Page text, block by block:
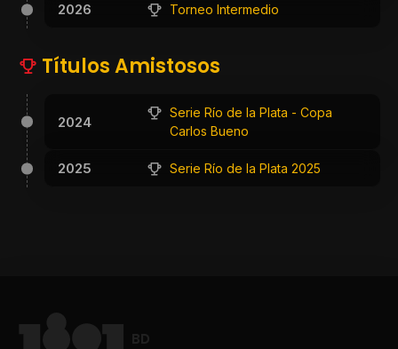
2026 Torneo Intermedio
Títulos Amistosos
2024
Serie Río de la Plata - Copa
Carlos Bueno
2025 Serie Río de la Plata 2025
BD